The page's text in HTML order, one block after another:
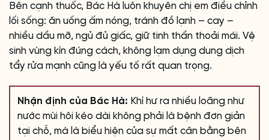
Bên cạnh thuốc, Bác Hà luôn khuyên chị em điều chỉnh
lối sống: ăn uống ấm nóng, tránh đồ lạnh – cay –
nhiều dầu mỡ, ngủ đủ giấc, giữ tinh thần thoải mái. Vệ
sinh vùng kín đúng cách, không lạm dụng dung dịch
tẩy rửa mạnh cũng là yếu tố rất quan trọng.
Nhận định của Bác Hà: Khí hư ra nhiều loãng như
nước mùi hôi kéo dài không phải là bệnh đơn giản
tại chỗ, mà là biểu hiện của sự mất cân bằng bên